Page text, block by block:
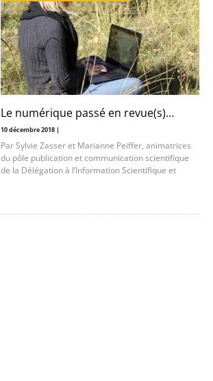
Le numérique passé en revue(s)…
10 décembre 2018 |
Par Sylvie Zasser et Marianne Peiffer, animatrices
du pôle publication et communication scientifique
de la Délégation à l’Information Scientifique et